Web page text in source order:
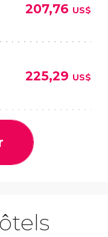
207,76 US$
225,29 US$